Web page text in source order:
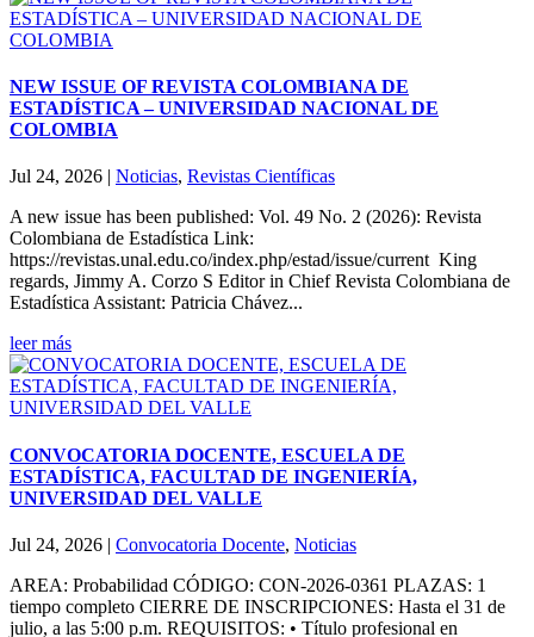
NEW ISSUE OF REVISTA COLOMBIANA DE
ESTADÍSTICA – UNIVERSIDAD NACIONAL DE
COLOMBIA
Jul 24, 2026 | Noticias, Revistas Científicas
A new issue has been published: Vol. 49 No. 2 (2026): Revista
Colombiana de Estadística Link:
https://revistas.unal.edu.co/index.php/estad/issue/current King
regards, Jimmy A. Corzo S Editor in Chief Revista Colombiana de
Estadística Assistant: Patricia Chávez...
leer más
CONVOCATORIA DOCENTE, ESCUELA DE
ESTADÍSTICA, FACULTAD DE INGENIERÍA,
UNIVERSIDAD DEL VALLE
Jul 24, 2026 | Convocatoria Docente, Noticias
AREA: Probabilidad CÓDIGO: CON-2026-0361 PLAZAS: 1
tiempo completo CIERRE DE INSCRIPCIONES: Hasta el 31 de
julio, a las 5:00 p.m. REQUISITOS: • Título profesional en